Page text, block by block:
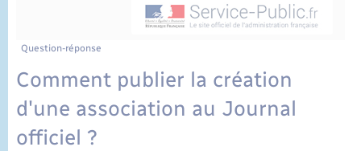
Question-réponse
Comment publier la création
d'une association au Journal
officiel ?